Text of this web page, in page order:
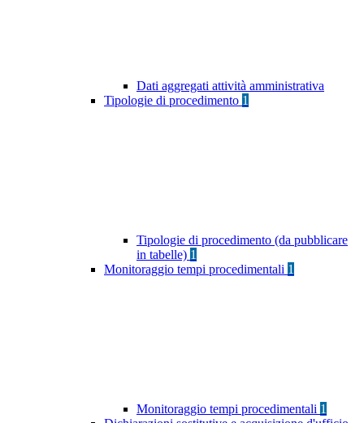
Dati aggregati attività amministrativa
Tipologie di procedimento 1
Tipologie di procedimento (da pubblicare
in tabelle) 1
Monitoraggio tempi procedimentali 1
Monitoraggio tempi procedimentali 1